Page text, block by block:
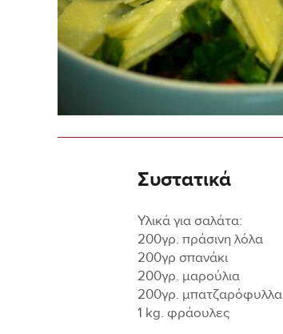
Συστατικά
Υλικά για σαλάτα:
200γρ. πράσινη λόλα
200γρ σπανάκι
200γρ. μαρούλια
200γρ. μπατζαρόφυλλα
1 kg. φράουλες